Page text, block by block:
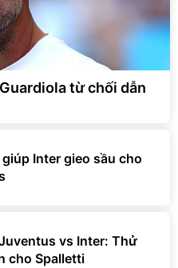
từ chối dẫn
Inter gieo sầu cho
vs Inter: Thử
cho Spalletti